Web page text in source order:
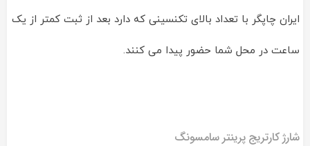
ایران چاپگر با تعداد بالای تکنسینی که دارد بعد از ثبت کمتر از یک
ساعت در محل شما حضور پیدا می کنند.
شارژ کارتریج پرینتر سامسونگ